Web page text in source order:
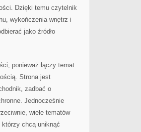
Dzięki temu czytelnik
wykończenia wnętrz i
jako źródło
ponieważ łączy temat
Strona jest
zadbać o
Jednocześnie
wiele tematów
chcą uniknąć